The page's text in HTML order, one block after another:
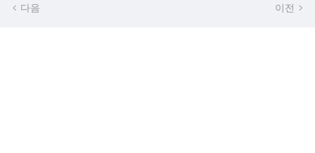
다음 이전